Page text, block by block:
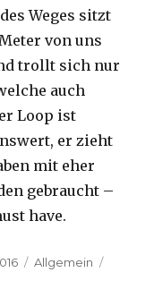
Weges sitzt
von uns
trollt sich nur
auch
Loop ist
er zieht
mit eher
gebraucht –
have.
Kategorien
Allgemein